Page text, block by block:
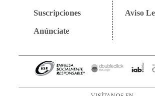
Suscripciones
Anúnciate
Aviso